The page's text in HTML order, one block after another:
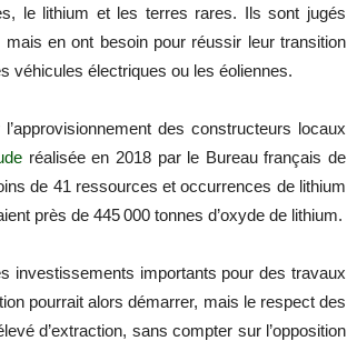
le lithium et les terres rares. Ils sont jugés
en ont besoin pour réussir leur transition
véhicules électriques ou les éoliennes.
des constructeurs locaux
réalisée en 2018 par le Bureau français de
de 41 ressources et occurrences de lithium
près de 445 000 tonnes d’oxyde de lithium.
investissements importants pour des travaux
pourrait alors démarrer, mais le respect des
d’extraction, sans compter sur l’opposition